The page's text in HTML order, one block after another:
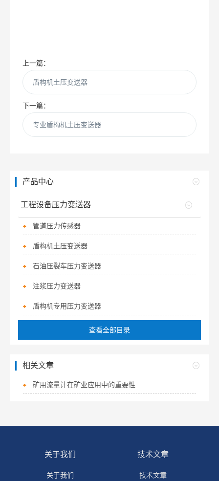
上一篇：
盾构机土压变送器
下一篇：
专业盾构机土压变送器
产品中心
工程设备压力变送器
管道压力传感器
盾构机土压变送器
石油压裂车压力变送器
注浆压力变送器
盾构机专用压力变送器
查看全部目录
相关文章
矿用流量计在矿业应用中的重要性
关于我们
关于我们
技术文章
技术文章